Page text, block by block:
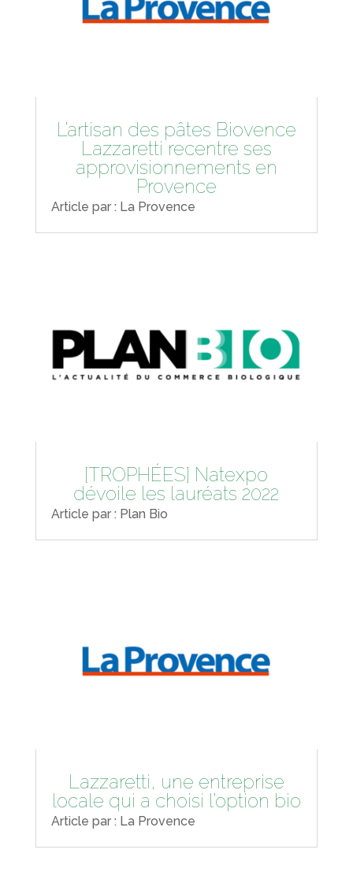
L’artisan des pâtes Biovence
Lazzaretti recentre ses
approvisionnements en
Provence
Article par : La Provence
[TROPHÉES] Natexpo
dévoile les lauréats 2022
Article par : Plan Bio
Lazzaretti, une entreprise
locale qui a choisi l’option bio
Article par : La Provence